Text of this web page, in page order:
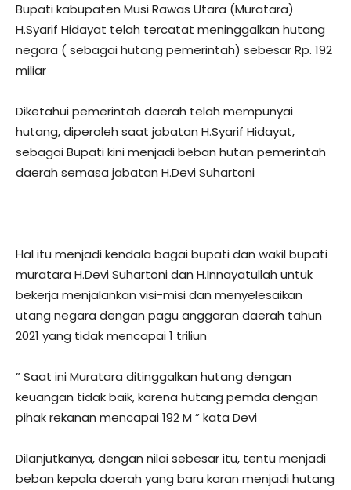
Bupati kabupaten Musi Rawas Utara (Muratara)
H.Syarif Hidayat telah tercatat meninggalkan hutang
negara ( sebagai hutang pemerintah) sebesar Rp. 192
miliar
Diketahui pemerintah daerah telah mempunyai
hutang, diperoleh saat jabatan H.Syarif Hidayat,
sebagai Bupati kini menjadi beban hutan pemerintah
daerah semasa jabatan H.Devi Suhartoni
Hal itu menjadi kendala bagai bupati dan wakil bupati
muratara H.Devi Suhartoni dan H.Innayatullah untuk
bekerja menjalankan visi-misi dan menyelesaikan
utang negara dengan pagu anggaran daerah tahun
2021 yang tidak mencapai 1 triliun
” Saat ini Muratara ditinggalkan hutang dengan
keuangan tidak baik, karena hutang pemda dengan
pihak rekanan mencapai 192 M ” kata Devi
Dilanjutkanya, dengan nilai sebesar itu, tentu menjadi
beban kepala daerah yang baru karan menjadi hutang